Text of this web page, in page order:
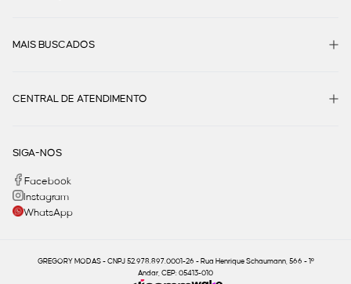
MAIS BUSCADOS
CENTRAL DE ATENDIMENTO
SIGA-NOS
Facebook
Instagram
WhatsApp
GREGORY MODAS - CNPJ 52.978.897.0001-26 - Rua Henrique Schaumann, 566 - 1º
Andar, CEP: 05413-010